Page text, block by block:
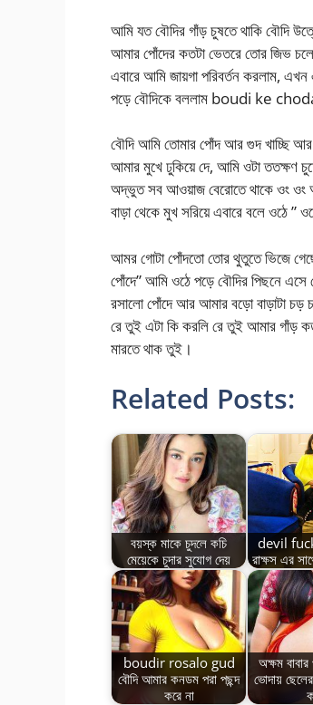
আমি যত বৌদির গাঁড় চুষতে থাকি বৌদি
আমার পোঁদের কতটা ভেতরে তোর জিভ
এবারে আমি জায়গা পরিবর্তন করলাম,
পড়ে বৌদিকে বললাম boudi ke
বৌদি আমি তোমার পোঁদ আর গুদ খাচ্ছি আর
আমার মুখে ঢুকিয়ে দে, আমি ওটা ততক্ষণ
অদ্ভুত সব আওয়াজ বেরোতে থাকে ওং ওং
বাড়া থেকে মুখ সরিয়ে এবারে বলে
আমর গোটা পোঁদতো তোর থুতুতে ভিজে
পোঁদে” আমি ওঠে পড়ে বৌদির পিছনে এসে
রসালো পোঁদে আর আমার বড়ো বাড়াটা চড়
রে তুই এটা কি করলি রে তুই আমার গাঁড়
মারতে থাক তুই।
Related Posts:
বয়স্ক মাকে চুদলে কচি
মেয়েকে চুদার সুযোগ দেয়
devil
রাক্ষস এর
boudir rosalo gud
বৌদি আমার কনডম পরা পছন্দ
করে না
অক্ষম বাবার
ভোদায় ছেলের